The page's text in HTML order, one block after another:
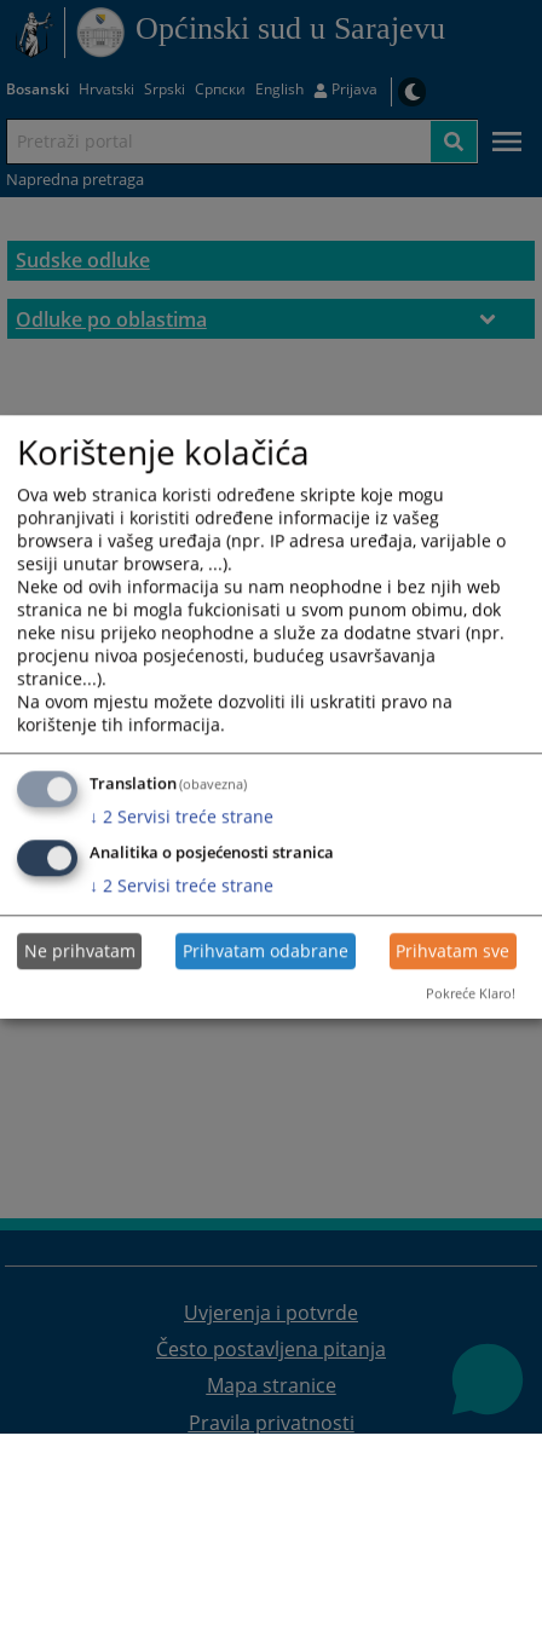
Općinski sud u Sarajevu
Bosanski Hrvatski Srpski Српски English Prijava
Napredna pretraga
Sudske odluke
Odluke po oblastima
Parnična oblast
Privredna oblast
Uvjerenja i potvrde
Često postavljena pitanja
Mapa stranice
Pravila privatnosti
Korištenje kolačića
Ova web stranica koristi određene skripte koje mogu
pohranjivati i koristiti određene informacije iz vašeg
browsera i vašeg uređaja (npr. IP adresa uređaja, varijable o
sesiji unutar browsera, ...).
Neke od ovih informacija su nam neophodne i bez njih web
stranica ne bi mogla fukcionisati u svom punom obimu, dok
neke nisu prijeko neophodne a služe za dodatne stvari (npr.
procjenu nivoa posjećenosti, budućeg usavršavanja
stranice...).
Na ovom mjestu možete dozvoliti ili uskratiti pravo na
korištenje tih informacija.
Translation(obavezna)
↓ 2 Servisi treće strane
Analitika o posjećenosti stranica
↓ 2 Servisi treće strane
Ne prihvatam Prihvatam odabrane Prihvatam sve
Pokreće Klaro!